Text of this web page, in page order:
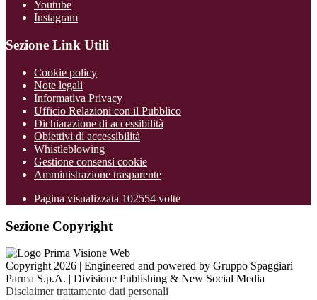
Youtube
Instagram
Sezione Link Utili
Cookie policy
Note legali
Informativa Privacy
Ufficio Relazioni con il Pubblico
Dichiarazione di accessibilità
Obiettivi di accessibilità
Whistleblowing
Gestione consensi cookie
Amministrazione trasparente
Pagina visualizzata 102554 volte
Sezione Copyright
Copyright 2026 | Engineered and powered by Gruppo Spaggiari
Parma S.p.A. | Divisione Publishing & New Social Media
Disclaimer trattamento dati personali